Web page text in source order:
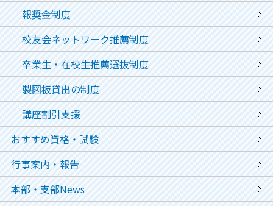
報奨金制度
校友会ネットワーク推薦制度
卒業生・在校生推薦選抜制度
製図板貸出の制度
講座割引支援
おすすめ資格・試験
行事案内・報告
本部・支部News